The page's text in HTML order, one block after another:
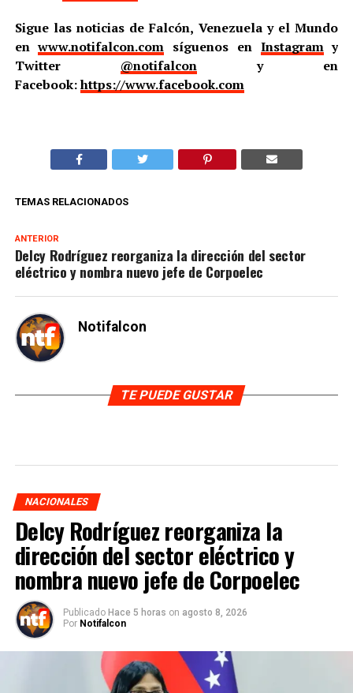
Sigue las noticias de Falcón, Venezuela y el Mundo
enwww.notifalcon.com síguenos en Instagramy
Twitter @notifalcony en
Facebook:https://www.facebook.com
TEMAS RELACIONADOS
ANTERIOR
Delcy Rodríguez reorganiza la dirección del sector
eléctrico y nombra nuevo jefe de Corpoelec
Notifalcon
TE PUEDE GUSTAR
NACIONALES
Delcy Rodríguez reorganiza la
dirección del sector eléctrico y
nombra nuevo jefe de Corpoelec
Publicado Hace 5 horas on agosto 8, 2026
Por Notifalcon